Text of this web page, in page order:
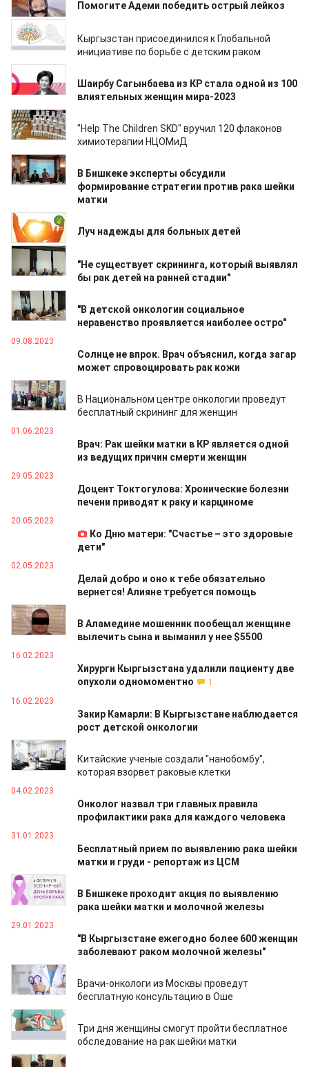
Помогите Адеми победить острый лейкоз
15.01.2024
Кыргызстан присоединился к Глобальной
инициативе по борьбе с детским раком
13.12.2023
Шаирбу Сагынбаева из КР стала одной из 100
влиятельных женщин мира-2023
24.11.2023
"Help The Children SKD" вручил 120 флаконов
химиотерапии НЦОМиД
22.11.2023
В Бишкеке эксперты обсудили
формирование стратегии против рака шейки
матки
13.10.2023
Луч надежды для больных детей
25.08.2023
"Не существует скрининга, который выявлял
бы рак детей на ранней стадии"
24.08.2023
"В детской онкологии социальное
неравенство проявляется наиболее остро"
09.08.2023
Солнце не впрок. Врач объяснил, когда загар
может спровоцировать рак кожи
05.07.2023
В Национальном центре онкологии проведут
бесплатный скрининг для женщин
01.06.2023
Врач: Рак шейки матки в КР является одной
из ведущих причин смерти женщин
29.05.2023
Доцент Токтогулова: Хронические болезни
печени приводят к раку и карциноме
20.05.2023
Ко Дню матери: "Счастье – это здоровые
дети"
02.05.2023
Делай добро и оно к тебе обязательно
вернется! Алияне требуется помощь
25.04.2023
В Аламедине мошенник пообещал женщине
вылечить сына и выманил у нее $5500
16.02.2023
Хирурги Кыргызстана удалили пациенту две
опухоли одномоментно
1
16.02.2023
Закир Камарли: В Кыргызстане наблюдается
рост детской онкологии
07.02.2023
Китайские ученые создали "нанобомбу",
которая взорвет раковые клетки
04.02.2023
Онколог назвал три главных правила
профилактики рака для каждого человека
31.01.2023
Бесплатный прием по выявлению рака шейки
матки и груди - репортаж из ЦСМ
31.01.2023
В Бишкеке проходит акция по выявлению
рака шейки матки и молочной железы
29.01.2023
"В Кыргызстане ежегодно более 600 женщин
заболевают раком молочной железы"
26.01.2023
Врачи-онкологи из Москвы проведут
бесплатную консультацию в Оше
24.01.2023
Три дня женщины смогут пройти бесплатное
обследование на рак шейки матки
20.01.2023